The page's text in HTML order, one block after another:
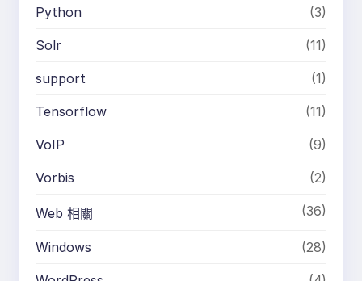
Python (3)
Solr (11)
support (1)
Tensorflow (11)
VoIP (9)
Vorbis (2)
Web 相關 (36)
Windows (28)